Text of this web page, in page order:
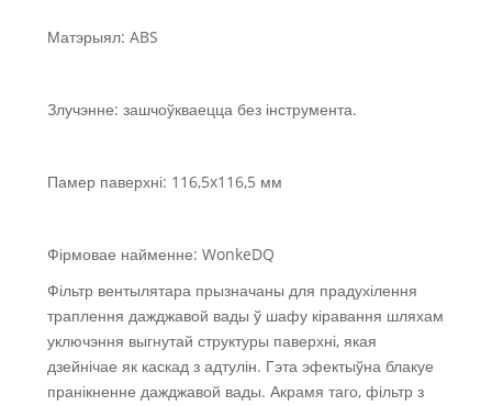
Матэрыял: ABS
Злучэнне: зашчоўкваецца без інструмента.
Памер паверхні: 116,5x116,5 мм
Фірмовае найменне: WonkeDQ
Фільтр вентылятара прызначаны для прадухілення
траплення дажджавой вады ў шафу кіравання шляхам
уключэння выгнутай структуры паверхні, якая
дзейнічае як каскад з адтулін. Гэта эфектыўна блакуе
пранікненне дажджавой вады. Акрамя таго, фільтр з